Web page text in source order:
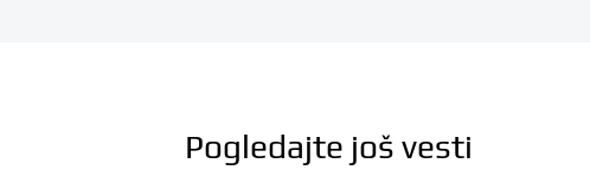
Pogledajte još vesti